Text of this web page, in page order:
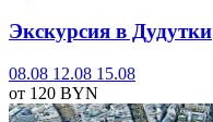
Экскурсия в Дудутки
08.08 12.08 15.08
от 120 BYN